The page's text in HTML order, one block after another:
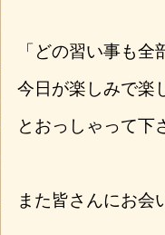
「どの習い事も
今日が楽しみで楽
とおっしゃって下
また皆さんにお会